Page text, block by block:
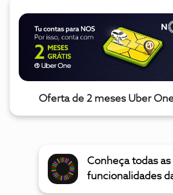
Oferta de 2 meses Uber
Conheça todas as
funcionalidades